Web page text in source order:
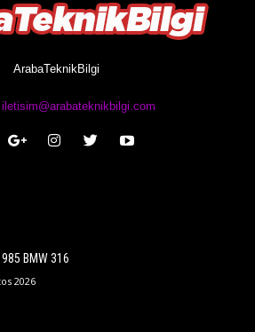
ArabaTeknikBilgi
iletisim@arabateknikbilgi.com
BMW 316
2026